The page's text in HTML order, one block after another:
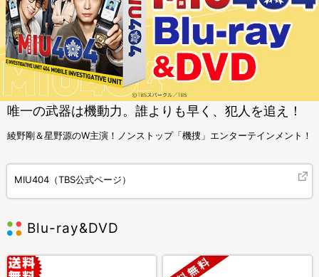
唯一の武器は機動力。誰よりも早く、犯人を追え！
綾野剛＆星野源のW主演！ノンストップ「機捜」エンターテインメント！
MIU404（TBS公式ページ）
Blu-ray&DVD